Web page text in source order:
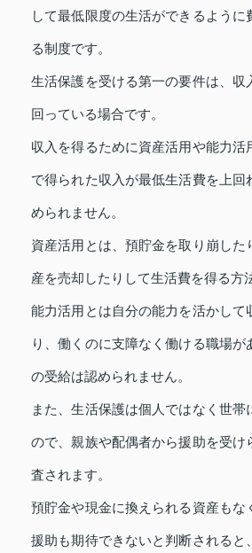
して最低限度の生活ができるように
る制度です。
生活保護を受ける第一の要件は、収
回っている場合です。
収入を得るために資産活用や能力活
で得られた収入が最低生活費を上回
められません。
資産活用とは、預貯金を取り崩した
産を売却したりして生活費を得る方
能力活用とは自分の能力を活かして
り、働くのに支障なく働ける職場が
の受給は認められません。
また、生活保護は個人ではなく世帯
ので、親族や配偶者から援助を受け
査されます。
預貯金や現金に換えられる資産もな
援助も期待できないと判断されると